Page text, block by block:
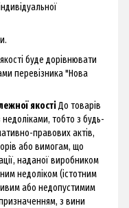
буде дорівнювати
перевізника "Нова
якостіДо товарів
недоліками, тобто з будь-
правових актів,
або вимогам, що
наданої виробником
недоліком (істотним
або недопустимим
з вини